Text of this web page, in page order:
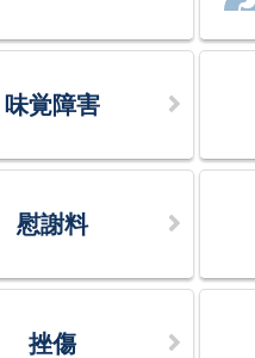
味覚障害
慰謝料
挫傷